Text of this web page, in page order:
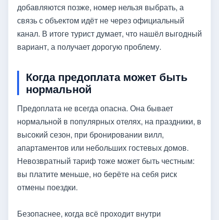
добавляются позже, номер нельзя выбрать, а
связь с объектом идёт не через официальный
канал. В итоге турист думает, что нашёл выгодный
вариант, а получает дорогую проблему.
Когда предоплата может быть
нормальной
Предоплата не всегда опасна. Она бывает
нормальной в популярных отелях, на праздники, в
высокий сезон, при бронировании вилл,
апартаментов или небольших гостевых домов.
Невозвратный тариф тоже может быть честным:
вы платите меньше, но берёте на себя риск
отмены поездки.
Безопаснее, когда всё проходит внутри